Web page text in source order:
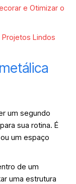
e Otimizar o
Projetos Lindos
um segundo
sua rotina. É
um espaço
de um
uma estrutura